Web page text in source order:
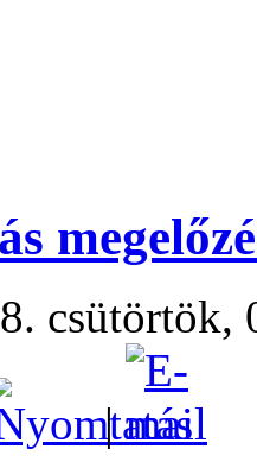
csütörtök,
|